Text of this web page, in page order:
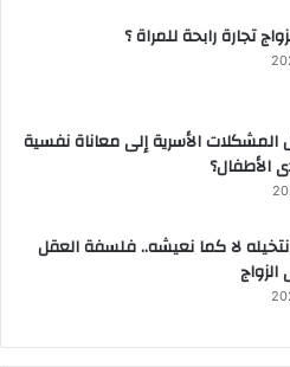
تجارة رابحة للمراة ؟
الأسرية إلى معاناة نفسية
الأطفال؟
نتخيله لا كما نعيشه.. فلسفة العقل